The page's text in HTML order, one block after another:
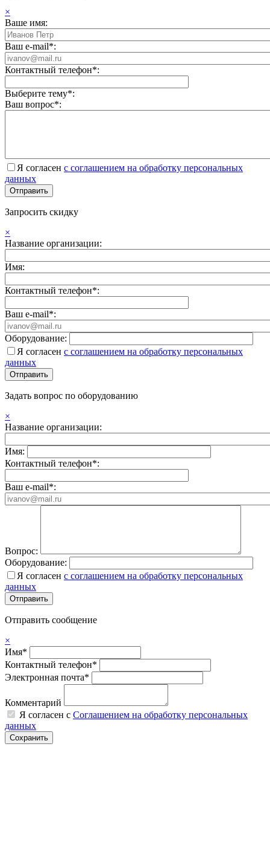
×
Ваше имя:
Ваш e-mail*:
Контактный телефон*:
Выберите тему*:
Ваш вопрос*:
Я согласен с соглашением на обработку персональных
данных
Запросить скидку
×
Название организации:
Имя:
Контактный телефон*:
Ваш e-mail*:
Оборудование:
Я согласен с соглашением на обработку персональных
данных
Задать вопрос по оборудованию
×
Название организации:
Имя:
Контактный телефон*:
Ваш e-mail*:
Вопрос:
Оборудование:
Я согласен с соглашением на обработку персональных
данных
Отправить сообщение
×
Имя*
Контактный телефон*
Электронная почта*
Комментарий
Я согласен с Соглашением на обработку персональных
данных